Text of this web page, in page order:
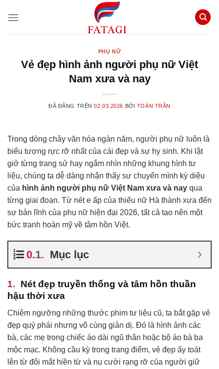
đến
PHỤ NỮ
Vẻ đẹp hình ảnh người phụ nữ Việt
Nam xưa và nay
ĐÃ ĐĂNG TRÊN02.03.2026 BỞI TOÀN TRẦN
Trong dòng chảy văn hóa ngàn năm, người phụ nữ luôn là
biểu tượng rực rỡ nhất của cái đẹp và sự hy sinh. Khi lật
giở từng trang sử hay ngắm nhìn những khung hình tư
liệu, chúng ta dễ dàng nhận thấy sự chuyển mình kỳ diệu
của hình ảnh người phụ nữ Việt Nam xưa và nay qua
từng giai đoạn. Từ nét e ấp của thiếu nữ Hà thành xưa đến
sự bản lĩnh của phụ nữ hiện đại 2026, tất cả tạo nên một
bức tranh hoàn mỹ về tâm hồn Việt.
Mục lục
Nét đẹp truyền thống và tâm hồn thuần
hậu thời xưa
Chiêm ngưỡng những thước phim tư liệu cũ, ta bắt gặp vẻ
đẹp quý phái nhưng vô cùng giản dị. Đó là hình ảnh các
bà, các mẹ trong chiếc áo dài ngũ thân hoặc bộ áo bà ba
mộc mạc. Không cầu kỳ trong trang điểm, vẻ đẹp ấy toát
lên từ đôi mắt hiền từ và nụ cười rạng rỡ của người giữ